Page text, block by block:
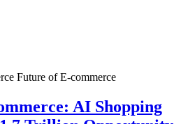
Future of E-commerce
AI Shopping